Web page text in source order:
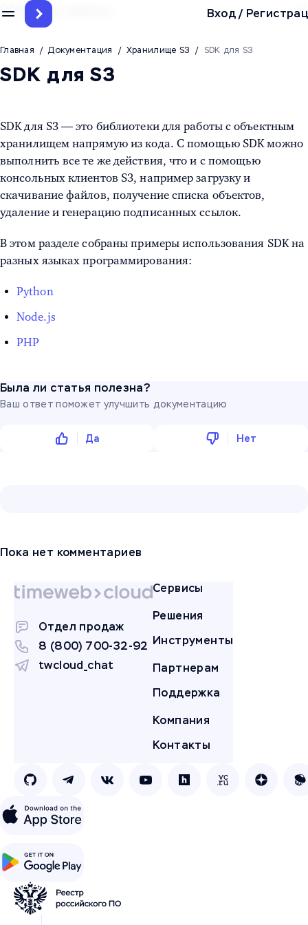
Вход/
Облачные сервисы
Главная / Документация / Хранилище S3 / SDK для S3
SDK для S3
SDK для S3 — это библиотеки для работы с объектным
хранилищем напрямую из кода. С помощью SDK можно
выполнить все те же действия, что и с помощью
консольных клиентов S3, например загрузку и
скачивание файлов, получение списка объектов,
удаление и генерацию подписанных ссылок.
В этом разделе собраны примеры использования SDK на
разных языках программирования:
Python
Node.js
PHP
Была ли статья полезна?
Ваш ответ поможет улучшить документацию
Да Нет
Пока нет комментариев
Отдел продаж
8 (800) 700-32-92
twcloud_chat
Сервисы
Решения
Инструменты
Партнерам
Поддержка
Компания
Контакты